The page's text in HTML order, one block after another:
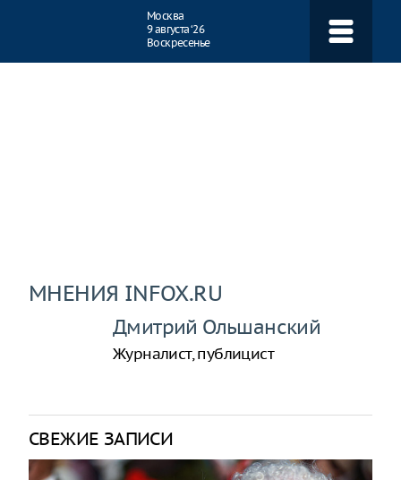
Москва
9 августа ‘26
Воскресенье
МНЕНИЯ INFOX.RU
Дмитрий Ольшанский
Журналист, публицист
СВЕЖИЕ ЗАПИСИ